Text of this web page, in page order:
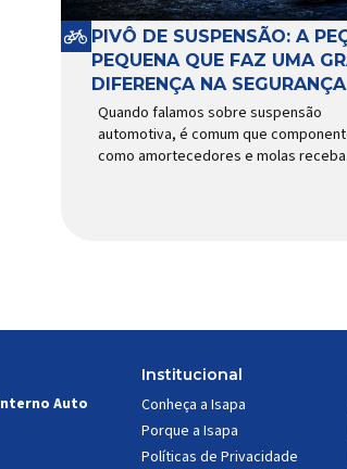
PIVÔ DE SUSPENSÃO: A
PEQUENA QUE FAZ UMA
DIFERENÇA NA SEGURANÇA
Quando falamos sobre suspensão
automotiva, é comum que
como amortecedores e molas
durante a condução, o pivô […]
Auto
Institucional
Conheça a Isapa
Porque a Isapa
Políticas de Privacidade